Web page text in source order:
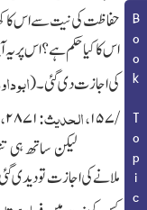
Book Topic حفاظت کی نیت سے اس کا
اس کا کیا حکم ہے؟ اس پر
کی اجازت دی گئی۔(ابو
/۱۵۷، الحدیث:۲۸۷۱
لیکن ساتھ ہی
ملانے کی اجازت تو دیدی